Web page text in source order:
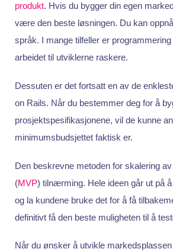
produkt. Hvis du bygger din egen
være den beste løsningen. Du kan
språk. I mange tilfeller er
arbeidet til utviklerne raskere.
Dessuten er det fortsatt en av de
on Rails. Når du bestemmer deg for å
prosjektspesifikasjonene, vil de kunne
minimumsbudsjettet faktisk er.
Den beskrevne metoden for skalering
(MVP) tilnærming. Hele ideen går ut på
og la kundene bruke det for å få
definitivt få den beste muligheten til å
Når du ønsker å utvikle